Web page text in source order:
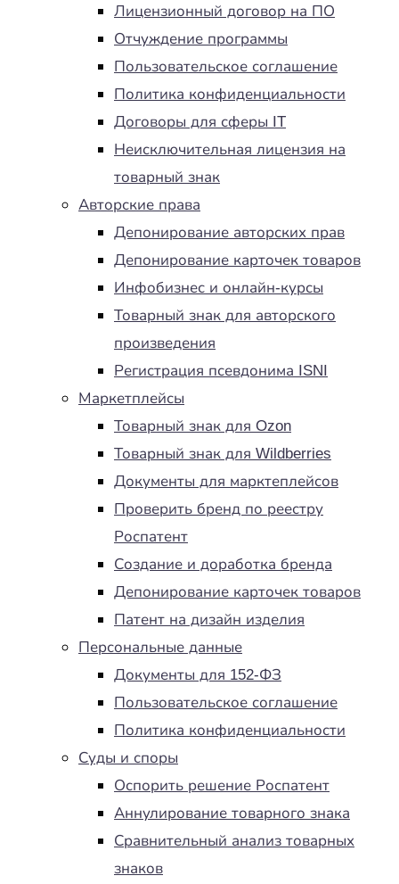
Лицензионный договор на ПО
Отчуждение программы
Пользовательское соглашение
Политика конфиденциальности
Договоры для сферы IT
Неисключительная лицензия на
товарный знак
Авторские права
Депонирование авторских прав
Депонирование карточек товаров
Инфобизнес и онлайн-курсы
Товарный знак для авторского
произведения
Регистрация псевдонима ISNI
Маркетплейсы
Товарный знак для Ozon
Товарный знак для Wildberries
Документы для марктеплейсов
Проверить бренд по реестру
Роспатент
Создание и доработка бренда
Депонирование карточек товаров
Патент на дизайн изделия
Персональные данные
Документы для 152-ФЗ
Пользовательское соглашение
Политика конфиденциальности
Суды и споры
Оспорить решение Роспатент
Аннулирование товарного знака
Сравнительный анализ товарных
знаков